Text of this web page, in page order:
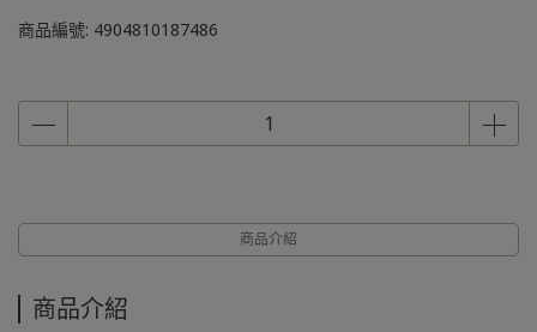
商品編號: 4904810187486
商品介紹
商品介紹